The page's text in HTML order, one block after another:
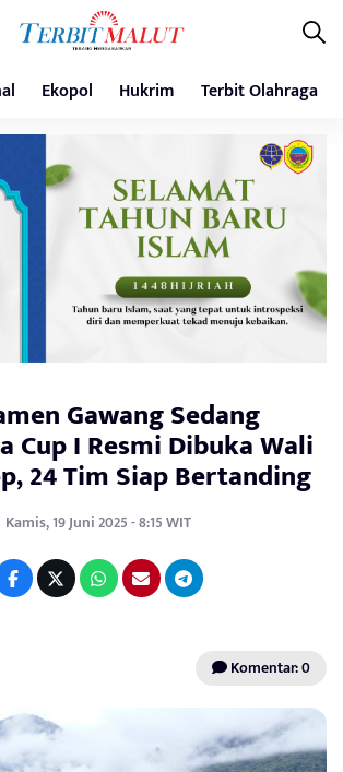
Ekopol Hukrim Terbit Olahraga
Gawang Sedang
Cup I Resmi Dibuka Wali
24 Tim Siap Bertanding
Kamis, 19 Juni 2025 - 8:15 WIT
Komentar: 0